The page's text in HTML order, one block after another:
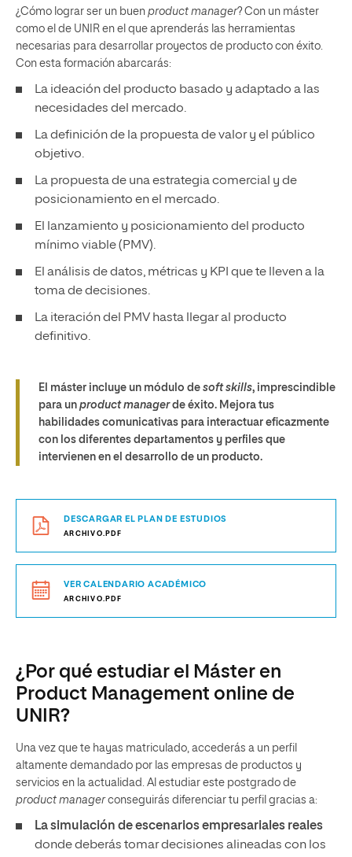
¿Cómo lograr ser un buen product manager? Con un máster
como el de UNIR en el que aprenderás las herramientas
necesarias para desarrollar proyectos de producto con éxito.
Con esta formación abarcarás:
La ideación del producto basado y adaptado a las
necesidades del mercado.
La definición de la propuesta de valor y el público
objetivo.
La propuesta de una estrategia comercial y de
posicionamiento en el mercado.
El lanzamiento y posicionamiento del producto
mínimo viable (PMV).
El análisis de datos, métricas y KPI que te lleven a la
toma de decisiones.
La iteración del PMV hasta llegar al producto
definitivo.
El máster incluye un módulo de soft skills, imprescindible
para un product managerde éxito. Mejora tus
habilidades comunicativas para interactuar eficazmente
con los diferentes departamentos y perfiles que
intervienen en el desarrollo de un producto.
DESCARGAR EL PLAN DE ESTUDIOS
ARCHIVO.PDF
VER CALENDARIO ACADÉMICO
ARCHIVO.PDF
¿Por qué estudiar el Máster en
Product Management online de
UNIR?
Una vez que te hayas matriculado, accederás a un perfil
altamente demandado por las empresas de productos y
servicios en la actualidad. Al estudiar este postgrado de
product managerconseguirás diferenciar tu perfil gracias a:
La simulación de escenarios empresariales reales
donde deberás tomar decisiones alineadas con los